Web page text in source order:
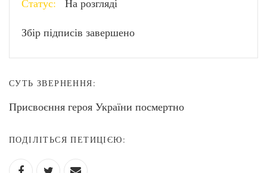
Статус: На розгляді
Збір підписів завершено
СУТЬ ЗВЕРНЕННЯ:
Присвоєння героя України посмертно
ПОДІЛІТЬСЯ ПЕТИЦІЄЮ: